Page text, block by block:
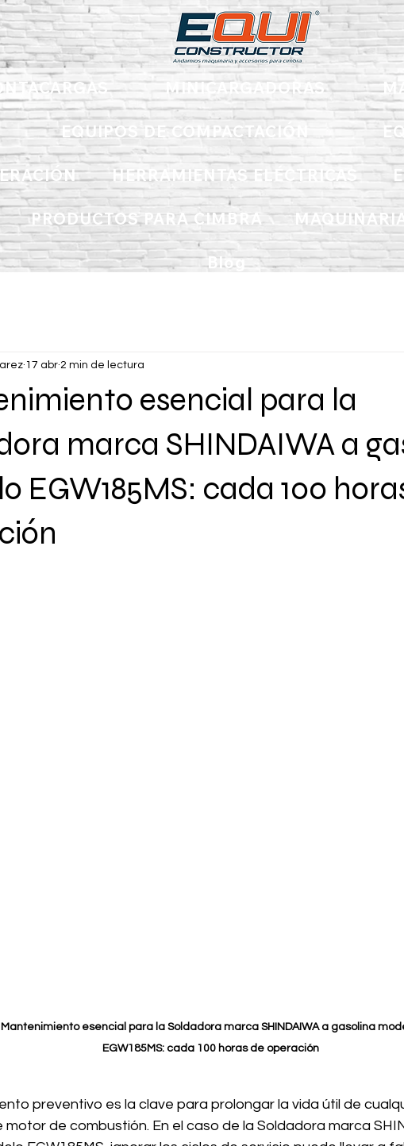
MINICARGADORAS
EQUIPOS DE COMPACTACIÓN
HERRAMIENTAS ELÉCTRICAS
PRODUCTOS PARA CIMBRA
Blog
esencial para la
marca SHINDAIWA a
EGW185MS: cada 100
17 abr 2 min de lectura
Mantenimiento esencial para la Soldadora marca SHINDAIWA a gasolina
EGW185MS: cada 100 horas de operación
preventivo es la clave para prolongar la vida útil de
motor de combustión. En el caso de la Soldadora marca